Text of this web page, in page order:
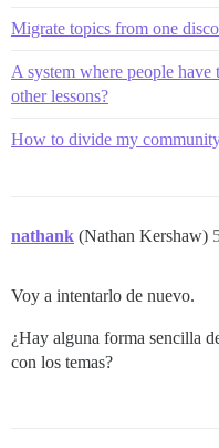
Migrate topics from one
A system where people have
other lessons?
How to divide my
nathank (Nathan Kershaw)
Voy a intentarlo de nuevo.
¿Hay alguna forma sencilla
con los temas?